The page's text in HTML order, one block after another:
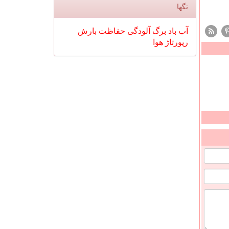
تگها
آب باد برگ آلودگی حفاظت بارش
رپورتاژ هوا